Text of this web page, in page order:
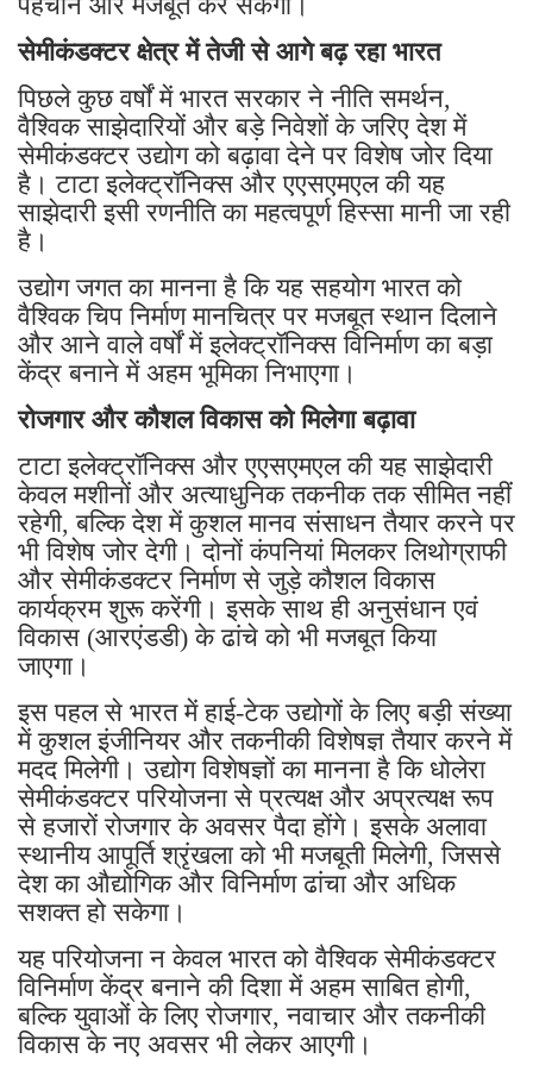
सेमीकंडक्टर क्षेत्र में तेजी से आगे बढ़ रहा भारत
पिछले कुछ वर्षों में भारत सरकार ने नीति समर्थन,
वैश्विक साझेदारियों और बड़े निवेशों के जरिए देश में
सेमीकंडक्टर उद्योग को बढ़ावा देने पर विशेष जोर दिया
है। टाटा इलेक्ट्रॉनिक्स और एएसएमएल की यह
साझेदारी इसी रणनीति का महत्वपूर्ण हिस्सा मानी जा रही
है।
उद्योग जगत का मानना है कि यह सहयोग भारत को
वैश्विक चिप निर्माण मानचित्र पर मजबूत स्थान दिलाने
और आने वाले वर्षों में इलेक्ट्रॉनिक्स विनिर्माण का बड़ा
केंद्र बनाने में अहम भूमिका निभाएगा।
रोजगार और कौशल विकास को मिलेगा बढ़ावा
टाटा इलेक्ट्रॉनिक्स और एएसएमएल की यह साझेदारी
केवल मशीनों और अत्याधुनिक तकनीक तक सीमित नहीं
रहेगी, बल्कि देश में कुशल मानव संसाधन तैयार करने पर
भी विशेष जोर देगी। दोनों कंपनियां मिलकर लिथोग्राफी
और सेमीकंडक्टर निर्माण से जुड़े कौशल विकास
कार्यक्रम शुरू करेंगी। इसके साथ ही अनुसंधान एवं
विकास (आरएंडडी) के ढांचे को भी मजबूत किया
जाएगा।
इस पहल से भारत में हाई-टेक उद्योगों के लिए बड़ी संख्या
में कुशल इंजीनियर और तकनीकी विशेषज्ञ तैयार करने में
मदद मिलेगी। उद्योग विशेषज्ञों का मानना है कि धोलेरा
सेमीकंडक्टर परियोजना से प्रत्यक्ष और अप्रत्यक्ष रूप
से हजारों रोजगार के अवसर पैदा होंगे। इसके अलावा
स्थानीय आपूर्ति श्रृंखला को भी मजबूती मिलेगी, जिससे
देश का औद्योगिक और विनिर्माण ढांचा और अधिक
सशक्त हो सकेगा।
यह परियोजना न केवल भारत को वैश्विक सेमीकंडक्टर
विनिर्माण केंद्र बनाने की दिशा में अहम साबित होगी,
बल्कि युवाओं के लिए रोजगार, नवाचार और तकनीकी
विकास के नए अवसर भी लेकर आएगी।